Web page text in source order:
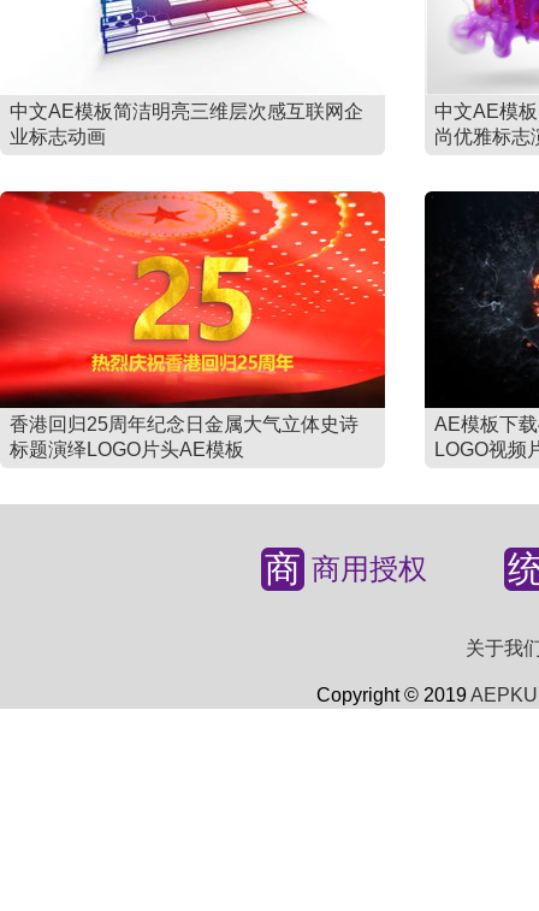
中文AE模板简洁明亮三维层次感互联网企
业标志动画
中文AE模
尚优雅标志
香港回归25周年纪念日金属大气立体史诗
标题演绎LOGO片头AE模板
AE模板下
LOGO视频
商 商用授权
关于我
Copyright © 2019